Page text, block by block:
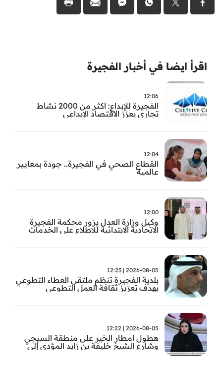
اقرأ ايضا في أخبار الفجيرة
12:06
الفجيرة للإبداع: أكثر من 2000 نشاط
تجاري يعزز الاقتصاد الإبداعي
12:04
القطاع الصحي في الفجيرة.. جودة بمعايير
عالمية
12:00
وكيل وزارة العدل يزور محكمة الفجيرة
الاتحادية الابتدائية للاطلاع على الخدمات
2026-08-05 | 12:23
بلدية الفجيرة تنظّم ملتقى العطاء التطوعي
بهدف تعزيز ثقافة العمل التطوعي
2026-08-05 | 12:22
هطول أمطار الخير على منطقة السيجي
وشارع الشيخ خليفة بن زايد المؤدي إلى